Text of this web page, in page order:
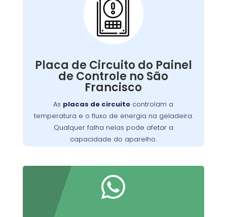
Placa de Circuito do Painel
de Controle no São
Francisco
As placas de circuito controlam a
temperatura e o fluxo de energia na geladeira.
Qualquer falha nelas pode afetar a
capacidade do aparelho.
Problemas com a
Placa de Circuito do
Painel de Controle:
capacidade do aparelho
de manter a
temperatura ideal.
Nossa equipe está
equipada para diagnosticar e reparar
, garantindo que sua geladeira
funcione perfeitamente.
